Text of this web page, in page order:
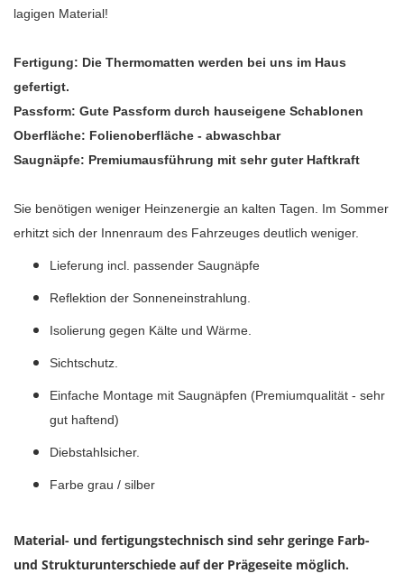
lagigen Material!
Fertigung: Die Thermomatten werden bei uns im Haus
gefertigt.
Passform: Gute Passform durch hauseigene Schablonen
Oberfläche: Folienoberfläche - abwaschbar
Saugnäpfe: Premiumausführung mit sehr guter Haftkraft
Sie benötigen weniger Heinzenergie an kalten Tagen. Im Sommer
erhitzt sich der Innenraum des Fahrzeuges deutlich weniger.
Lieferung incl. passender Saugnäpfe
Reflektion der Sonneneinstrahlung.
Isolierung gegen Kälte und Wärme.
Sichtschutz.
Einfache Montage mit Saugnäpfen (Premiumqualität - sehr
gut haftend)
Diebstahlsicher.
Farbe grau / silber
Material- und fertigungstechnisch sind sehr geringe Farb-
und Strukturunterschiede auf der Prägeseite möglich.